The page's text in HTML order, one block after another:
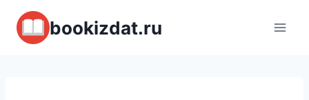
Перейти
содержимому
bookizdat.ru